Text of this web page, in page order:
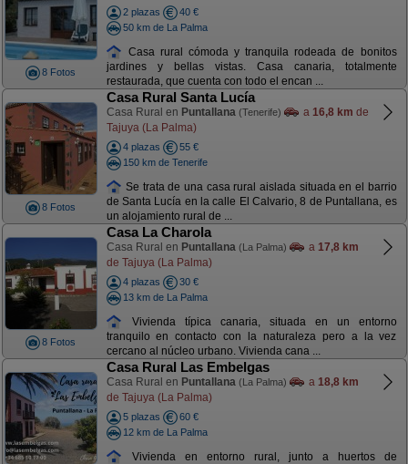
8 Fotos
2 plazas
40 €
50 km de La Palma
Casa rural cómoda y tranquila rodeada de bonitos
jardines y bellas vistas. Casa canaria, totalmente
restaurada, que cuenta con todo el encan ...
8 Fotos
Casa Rural Santa Lucía
Casa Rural en Puntallana (Tenerife) a 16,8 km de
Tajuya (La Palma)
4 plazas
55 €
150 km de Tenerife
Se trata de una casa rural aislada situada en el barrio
de Santa Lucía en la calle El Calvario, 8 de Puntallana, es
un alojamiento rural de ...
8 Fotos
Casa La Charola
Casa Rural en Puntallana (La Palma) a 17,8 km
de Tajuya (La Palma)
4 plazas
30 €
13 km de La Palma
Vivienda típica canaria, situada en un entorno
tranquilo en contacto con la naturaleza pero a la vez
cercano al núcleo urbano. Vivienda cana ...
Casa Rural Las Embelgas
Casa Rural en Puntallana (La Palma) a 18,8 km
de Tajuya (La Palma)
5 plazas
60 €
12 km de La Palma
Vivienda en entorno rural, junto a huertos de